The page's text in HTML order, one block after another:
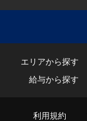
エリアから探す
給与から探す
利用規約